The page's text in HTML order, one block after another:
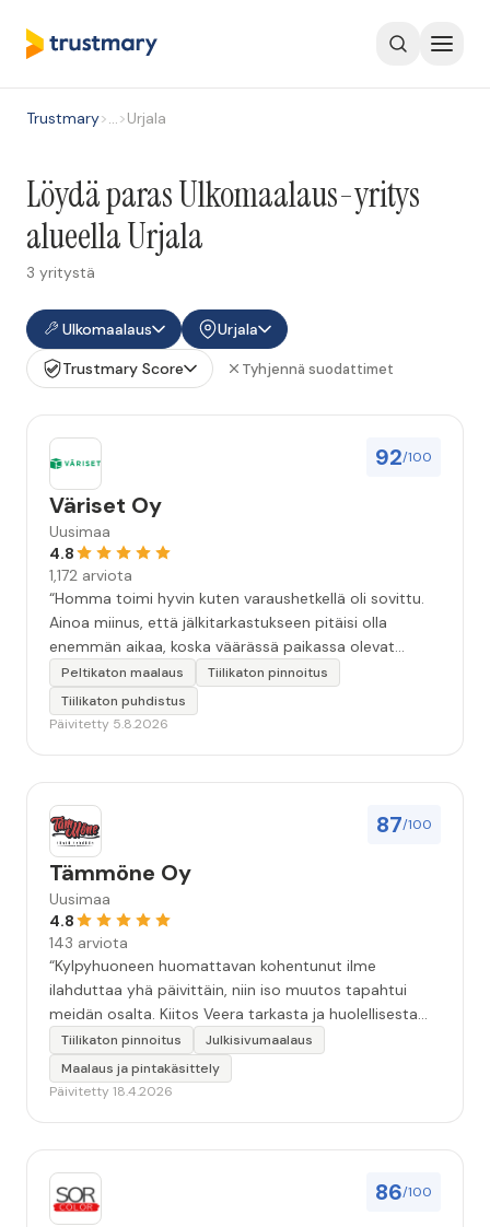
Trustmary>…>Urjala
Löydä paras Ulkomaalaus-yritys
alueella Urjala
3 yritystä
Ulkomaalaus
Urjala
Trustmary Score
Tyhjennä suodattimet
92/100
Väriset Oy
Uusimaa
4.8
1,172 arviota
“Homma toimi hyvin kuten varaushetkellä oli sovittu.
Ainoa miinus, että jälkitarkastukseen pitäisi olla
enemmän aikaa, koska väärässä paikassa olevat
maalitipat löytyy myöhemmin ”
Peltikaton maalaus
Tiilikaton pinnoitus
Tiilikaton puhdistus
Päivitetty 5.8.2026
87/100
Tämmöne Oy
Uusimaa
4.8
143 arviota
“Kylpyhuoneen huomattavan kohentunut ilme
ilahduttaa yhä päivittäin, niin iso muutos tapahtui
meidän osalta. Kiitos Veera tarkasta ja huolellisesta
työstä, sekä ystävällisestä palvelusta!”
Tiilikaton pinnoitus
Julkisivumaalaus
Maalaus ja pintakäsittely
Päivitetty 18.4.2026
86/100